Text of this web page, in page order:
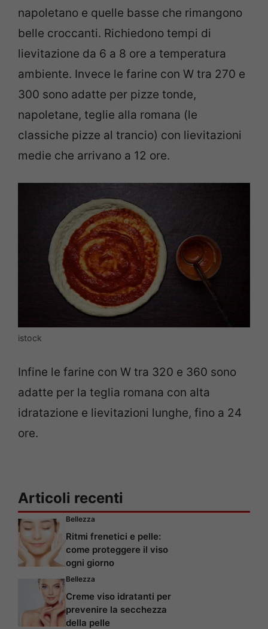
napoletano e quelle basse che rimangono
belle croccanti. Richiedono tempi di
lievitazione da 6 a 8 ore a temperatura
ambiente. Invece le farine con W tra 270 e
300 sono adatte per pizze tonde,
napoletane, teglie alla romana (le
classiche pizze al trancio) con lievitazioni
medie che arrivano a 12 ore.
istock
Infine le farine con W tra 320 e 360 sono
adatte per la teglia romana con alta
idratazione e lievitazioni lunghe, fino a 24
ore.
Articoli recenti
Bellezza
Ritmi frenetici e pelle:
come proteggere il viso
ogni giorno
Bellezza
Creme viso idratanti per
prevenire la secchezza
della pelle